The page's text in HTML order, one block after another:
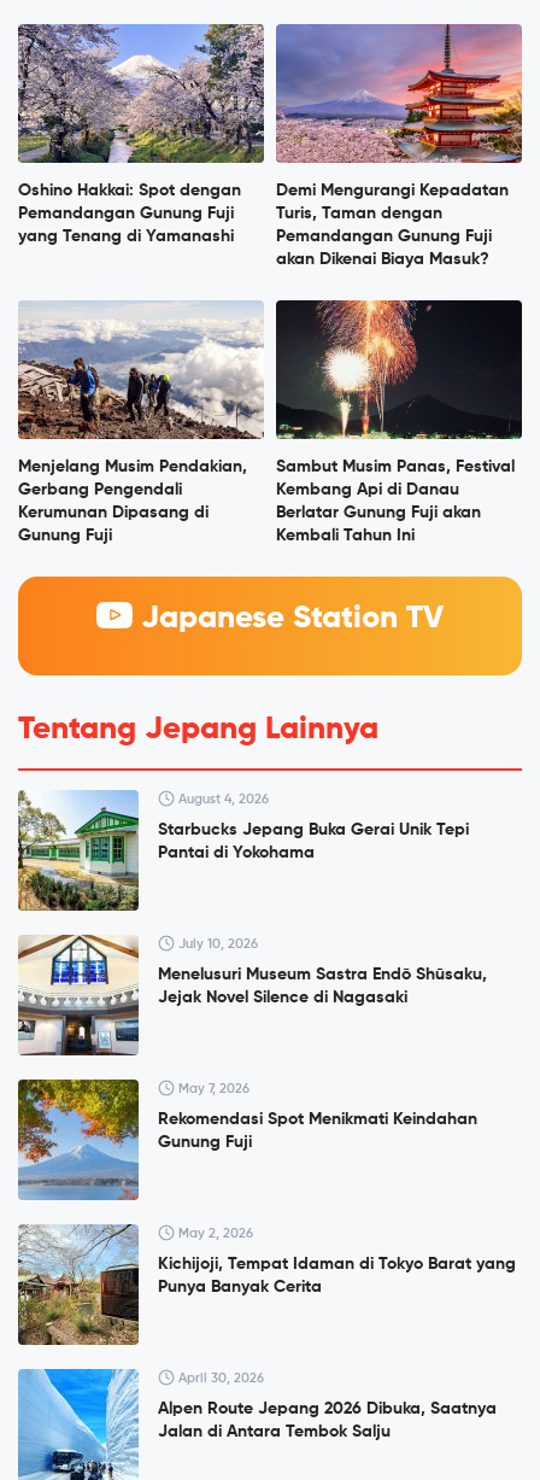
Oshino Hakkai: Spot dengan
Pemandangan Gunung Fuji
yang Tenang di Yamanashi
Demi Mengurangi Kepadatan
Turis, Taman dengan
Pemandangan Gunung Fuji
akan Dikenai Biaya Masuk?
Menjelang Musim Pendakian,
Gerbang Pengendali
Kerumunan Dipasang di
Gunung Fuji
Sambut Musim Panas, Festival
Kembang Api di Danau
Berlatar Gunung Fuji akan
Kembali Tahun Ini
Japanese Station TV
Tentang Jepang Lainnya
August 4, 2026
Starbucks Jepang Buka Gerai Unik Tepi
Pantai di Yokohama
July 10, 2026
Menelusuri Museum Sastra Endō Shūsaku,
Jejak Novel Silence di Nagasaki
May 7, 2026
Rekomendasi Spot Menikmati Keindahan
Gunung Fuji
May 2, 2026
Kichijoji, Tempat Idaman di Tokyo Barat yang
Punya Banyak Cerita
April 30, 2026
Alpen Route Jepang 2026 Dibuka, Saatnya
Jalan di Antara Tembok Salju